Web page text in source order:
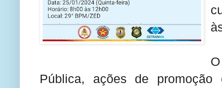
Pública, ações de